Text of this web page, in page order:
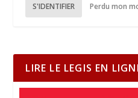
S'IDENTIFIER Perdu mon
LIRE LE LEGIS EN